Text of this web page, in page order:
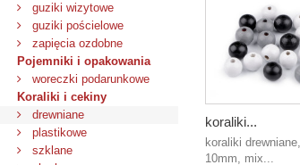
guziki wizytowe
guziki pościelowe
zapięcia ozdobne
Pojemniki i opakowania
woreczki podarunkowe
Koraliki i cekiny
drewniane
plastikowe
szklane
koraliki...
koraliki
10mm, mix...